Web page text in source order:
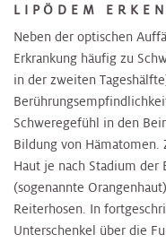
LIPÖDEM
Neben der optischen
Erkrankung häufig zu
in der zweiten
Schweregefühl in den
Bildung von
Haut je nach Stadium der
(sogenannte
Reiterhosen. In
Unterschenkel über die